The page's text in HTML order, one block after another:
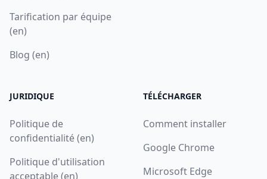
Tarification par équipe
(en)
Blog (en)
JURIDIQUE
Politique de
confidentialité (en)
Politique d'utilisation
acceptable (en)
TÉLÉCHARGER
Comment installer
Google Chrome
Microsoft Edge